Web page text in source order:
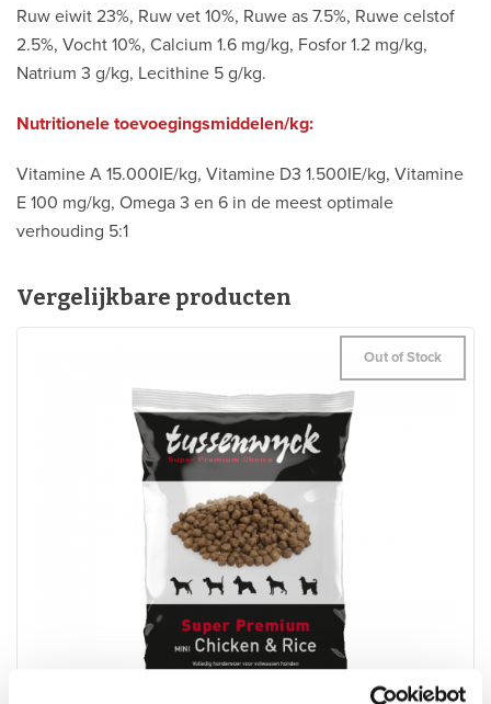
Ruw eiwit 23%, Ruw vet 10%, Ruwe as 7.5%, Ruwe celstof
2.5%, Vocht 10%, Calcium 1.6 mg/kg, Fosfor 1.2 mg/kg,
Natrium 3 g/kg, Lecithine 5 g/kg.
Nutritionele toevoegingsmiddelen/kg:
Vitamine A 15.000IE/kg, Vitamine D3 1.500IE/kg, Vitamine
E 100 mg/kg, Omega 3 en 6 in de meest optimale
verhouding 5:1
Vergelijkbare producten
Out of Stock